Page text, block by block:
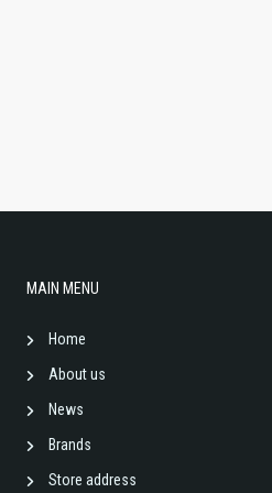
MAIN MENU
Home
About us
News
Brands
Store address